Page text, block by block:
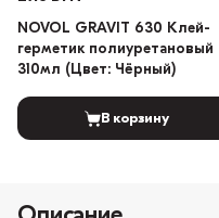
NOVOL GRAVIT 630 Клей-
герметик полиуретановый
310мл (Цвет: Чёрный)
В корзину